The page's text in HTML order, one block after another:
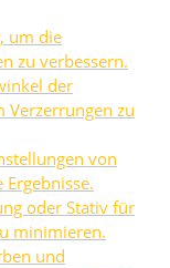
um die
zu verbessern.
der
Verzerrungen zu
von
oder Stativ für
minimieren.
und